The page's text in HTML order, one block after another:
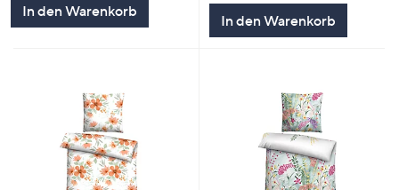
In den Warenkorb
In den Warenkorb